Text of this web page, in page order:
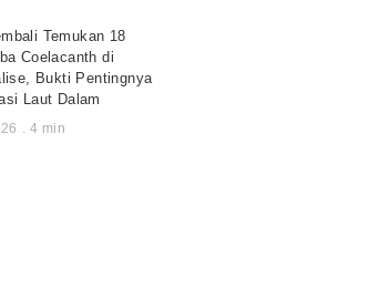
Temukan 18
Coelacanth di
Bukti Pentingnya
Laut Dalam
. 4 min